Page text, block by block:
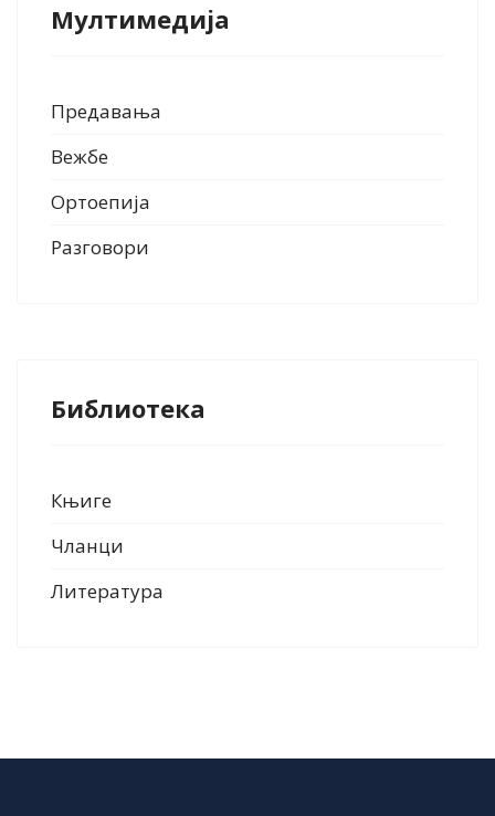
Мултимедија
Предавања
Вежбе
Ортоепија
Разговори
Библиотека
Књиге
Чланци
Литература